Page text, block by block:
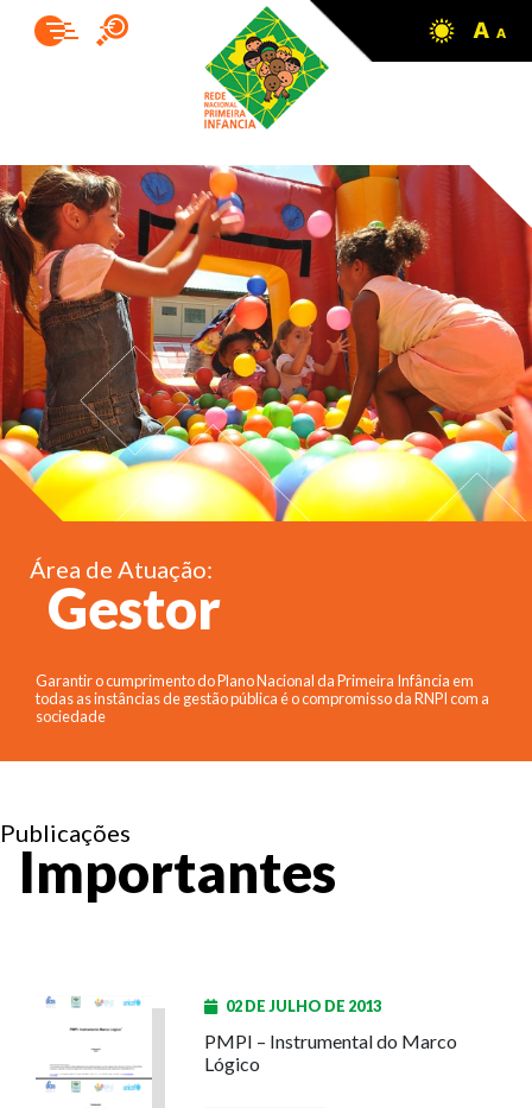
Área de Atuação:
Gestor
Garantir o cumprimento do Plano Nacional da Primeira Infância em
todas as instâncias de gestão pública é o compromisso da RNPI com a
sociedade
Publicações
Importantes
02 DE JULHO DE 2013
PMPI – Instrumental do Marco
Lógico